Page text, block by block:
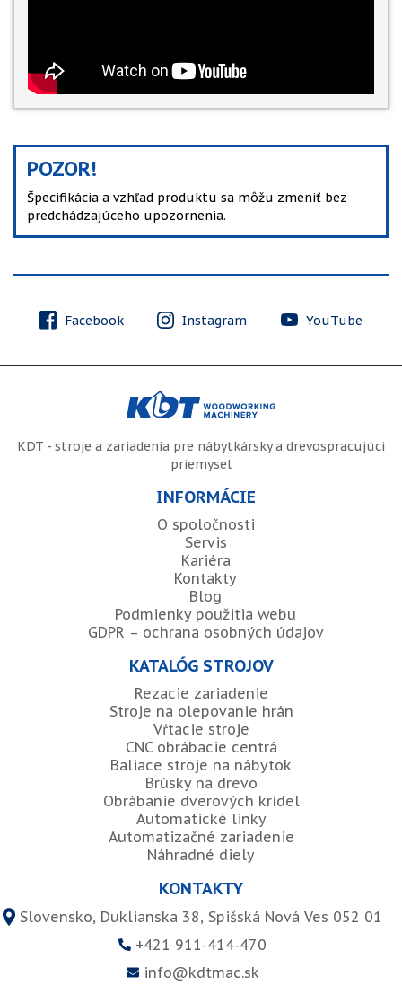
POZOR!
Špecifikácia a vzhľad produktu sa môžu zmeniť bez
predchádzajúceho upozornenia.
Facebook Instagram YouTube
KDT - stroje a zariadenia pre nábytkársky a drevospracujúci
priemysel
INFORMÁCIE
O spoločnosti
Servis
Kariéra
Kontakty
Blog
Podmienky použitia webu
GDPR – ochrana osobných údajov
KATALÓG STROJOV
Rezacie zariadenie
Stroje na olepovanie hrán
Vŕtacie stroje
CNC obrábacie centrá
Baliace stroje na nábytok
Brúsky na drevo
Obrábanie dverových krídel
Automatické linky
Automatizačné zariadenie
Náhradné diely
KONTAKTY
Slovensko, Duklianska 38, Spišská Nová Ves 052 01
+421 911-414-470
info@kdtmac.sk